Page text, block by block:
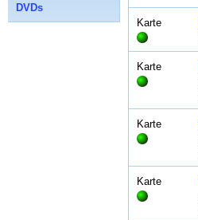
Karte
Karte
Karte
Karte
DVDs